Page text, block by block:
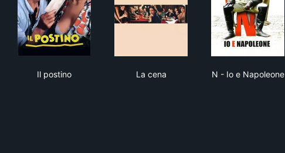
Il postino
La cena
N - Io e Napoleone